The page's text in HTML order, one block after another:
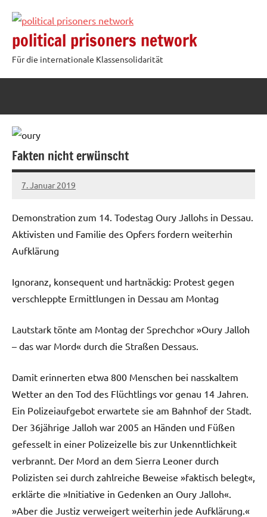
Inhalt
springen
political prisoners network
Für die internationale Klassensolidarität
Fakten nicht erwünscht
7. Januar 2019
admin
Demonstration zum 14. Todestag Oury Jallohs in Dessau.
Aktivisten und Familie des Opfers fordern weiterhin
Aufklärung
Ignoranz, konsequent und hartnäckig: Protest gegen
verschleppte Ermittlungen in Dessau am Montag
Lautstark tönte am Montag der Sprechchor »Oury Jalloh
– das war Mord« durch die Straßen Dessaus.
Damit erinnerten etwa 800 Menschen bei nasskaltem
Wetter an den Tod des Flüchtlings vor genau 14 Jahren.
Ein Polizeiaufgebot erwartete sie am Bahnhof der Stadt.
Der 36jährige Jalloh war 2005 an Händen und Füßen
gefesselt in einer Polizeizelle bis zur Unkenntlichkeit
verbrannt. Der Mord an dem Sierra Leoner durch
Polizisten sei durch zahlreiche Beweise »faktisch belegt«,
erklärte die »Initiative in Gedenken an Oury Jalloh«.
»Aber die Justiz verweigert weiterhin jede Aufklärung.«